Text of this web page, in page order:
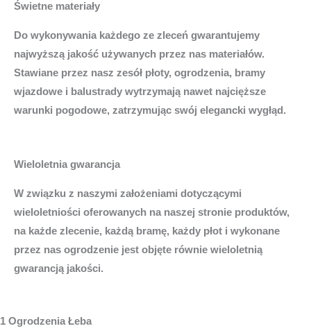
Świetne materiały
Do wykonywania każdego ze zleceń gwarantujemy
najwyższą jakość używanych przez nas materiałów.
Stawiane przez nasz zesół płoty, ogrodzenia, bramy
wjazdowe i balustrady wytrzymają nawet najcięższe
warunki pogodowe, zatrzymując swój elegancki wygłąd.
Wieloletnia gwarancja
W związku z naszymi założeniami dotyczącymi
wieloletniości oferowanych na naszej stronie produktów,
na każde zlecenie, każdą bramę, każdy płot i wykonane
przez nas ogrodzenie jest objęte równie wieloletnią
gwarancją jakości.
1 Ogrodzenia Łeba